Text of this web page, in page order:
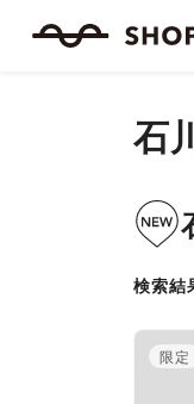
石
検索結
限定